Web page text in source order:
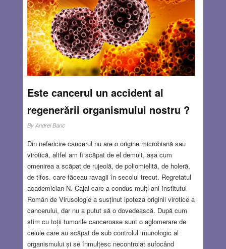
Este cancerul un accident al
regenerării organismului nostru ?
By Andrei Banc
Din nefericire cancerul nu are o origine microbiană sau
virotică, altfel am fi scăpat de el demult, așa cum
omenirea a scăpat de rujeolă, de poliomielită, de holeră,
de tifos. care făceau ravagii în secolul trecut. Regretatul
academician N. Cajal care a condus mulți ani Institutul
Român de Virusologie a susținut ipoteza originii virotice a
cancerului, dar nu a putut să o dovedească. După cum
știm cu toții tumorile canceroase sunt o aglomerare de
celule care au scăpat de sub controlul imunologic al
organismului și se înmulțesc necontrolat sufocând